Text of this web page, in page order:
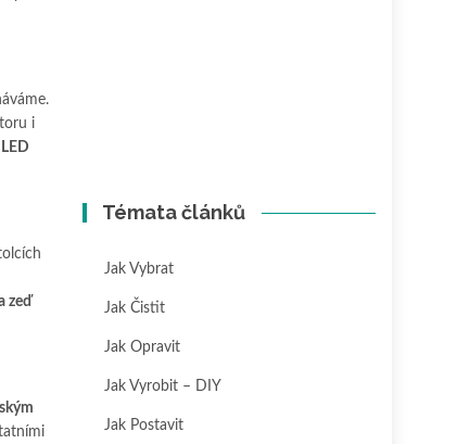
i
LED
zeď
Témata článků
Jak Vybrat
Jak Čistit
Jak Opravit
Jak Vyrobit – DIY
Jak Postavit